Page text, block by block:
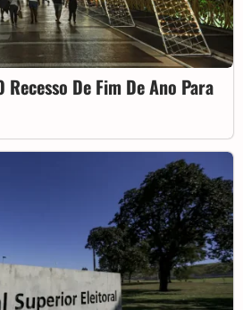
Recesso De Fim De Ano Para